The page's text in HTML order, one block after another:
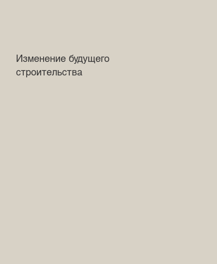
Изменение будущего
строительства